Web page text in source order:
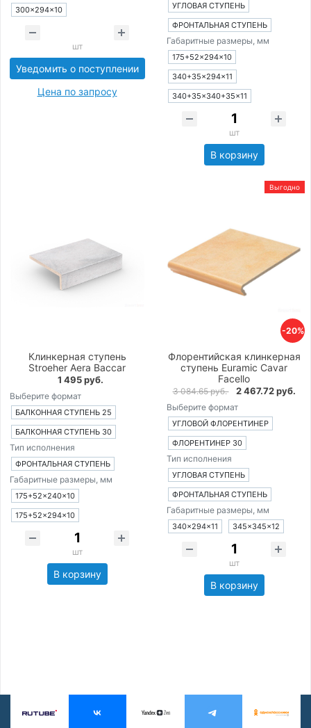
300×294×10
шт
Уведомить о поступлении
Цена по запросу
УГЛОВАЯ СТУПЕНЬ
ФРОНТАЛЬНАЯ СТУПЕНЬ
Габаритные размеры, мм
175+52×294×10
340+35×294×11
340+35×340+35×11
шт
В корзину
Клинкерная ступень
Stroeher Aera Baccar
1 495 руб.
Выберите формат
БАЛКОННАЯ СТУПЕНЬ 25
БАЛКОННАЯ СТУПЕНЬ 30
Тип исполнения
ФРОНТАЛЬНАЯ СТУПЕНЬ
Габаритные размеры, мм
175+52×240×10
175+52×294×10
шт
В корзину
-20%
Выгодно
Флорентийская клинкерная
ступень Euramic Cavar
Facello
3 084.65 руб. 2 467.72 руб.
Выберите формат
УГЛОВОЙ ФЛОРЕНТИНЕР
ФЛОРЕНТИНЕР 30
Тип исполнения
УГЛОВАЯ СТУПЕНЬ
ФРОНТАЛЬНАЯ СТУПЕНЬ
Габаритные размеры, мм
340×294×11 345×345×12
шт
В корзину